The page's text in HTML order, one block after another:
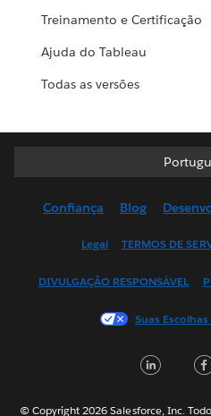
Treinamento e Certificação
Ajuda do Tableau
Todas as versões
English
Français
日本
Confiança Blog
Legal TERMOS DE
DIVULGAÇÃO RESPONSÁVEL
Suas
© Copyright 2026 Salesforce, Inc.